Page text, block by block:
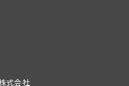
株式会社